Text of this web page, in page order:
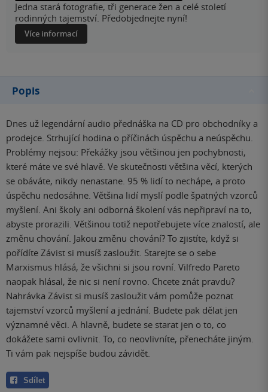
Jedna stará fotografie, tři generace žen a celé století
rodinných tajemství. Předobjednejte nyní!
Více informací
Popis
Dnes už legendární audio přednáška na CD pro obchodníky a
prodejce. Strhující hodina o příčinách úspěchu a neúspěchu.
Problémy nejsou: Překážky jsou většinou jen pochybnosti,
které máte ve své hlavě. Ve skutečnosti většina věcí, kterých
se obáváte, nikdy nenastane. 95 % lidí to nechápe, a proto
úspěchu nedosáhne. Většina lidí myslí podle špatných vzorců
myšlení. Ani školy ani odborná školení vás nepřipraví na to,
abyste prorazili. Většinou totiž nepotřebujete více znalostí, ale
změnu chování. Jakou změnu chování? To zjistíte, když si
pořídíte Závist si musíš zasloužit. Starejte se o sebe
Marxismus hlásá, že všichni si jsou rovní. Vilfredo Pareto
naopak hlásal, že nic si není rovno. Chcete znát pravdu?
Nahrávka Závist si musíš zasloužit vám pomůže poznat
tajemství vzorců myšlení a jednání. Budete pak dělat jen
významné věci. A hlavně, budete se starat jen o to, co
dokážete sami ovlivnit. To, co neovlivníte, přenecháte jiným.
Ti vám pak nejspíše budou závidět.
Sdílet